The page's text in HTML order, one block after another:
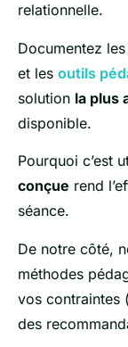
relationnelle.
Documentez les
et les outils
solution la plus
disponible.
Pourquoi c’est
conçue rend
séance.
De notre côté,
méthodes
vos contraintes
des